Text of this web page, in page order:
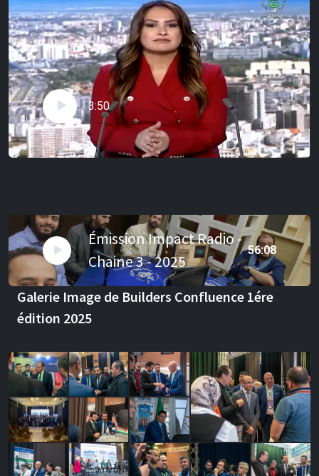
3:50
Émission Impact Radio -
Chaine 3 - 2025
56:08
Galerie Image de Builders Confluence 1ére
édition 2025